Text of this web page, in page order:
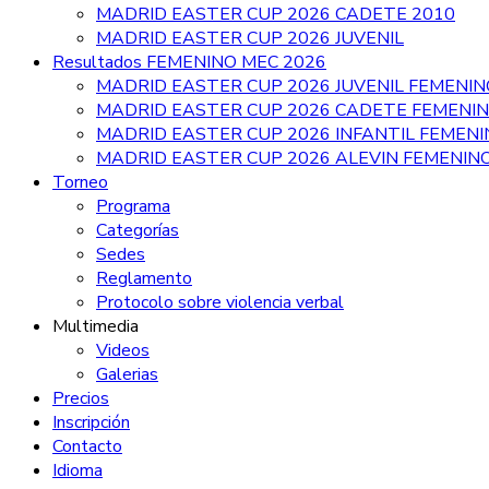
MADRID EASTER CUP 2026 CADETE 2010
MADRID EASTER CUP 2026 JUVENIL
Resultados FEMENINO MEC 2026
MADRID EASTER CUP 2026 JUVENIL
MADRID EASTER CUP 2026 CADETE
MADRID EASTER CUP 2026 INFANTIL
MADRID EASTER CUP 2026 ALEVIN
Torneo
Programa
Categorías
Sedes
Reglamento
Protocolo sobre violencia verbal
Multimedia
Videos
Galerias
Precios
Inscripción
Contacto
Idioma